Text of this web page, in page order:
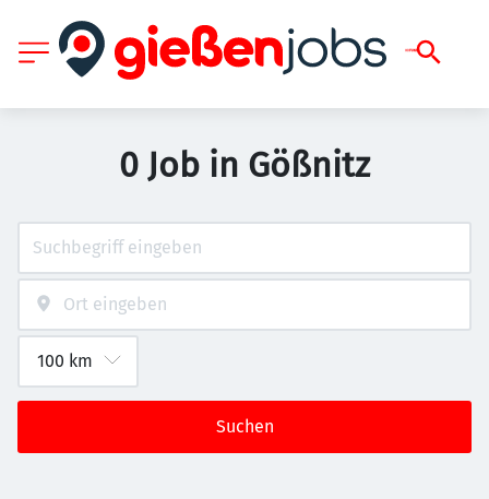
0 Job in Gößnitz
Suchen